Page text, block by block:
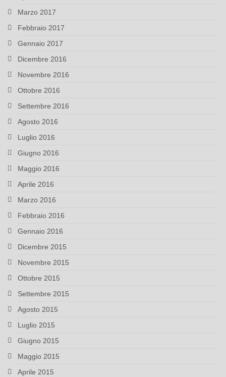
Marzo 2017
Febbraio 2017
Gennaio 2017
Dicembre 2016
Novembre 2016
Ottobre 2016
Settembre 2016
Agosto 2016
Luglio 2016
Giugno 2016
Maggio 2016
Aprile 2016
Marzo 2016
Febbraio 2016
Gennaio 2016
Dicembre 2015
Novembre 2015
Ottobre 2015
Settembre 2015
Agosto 2015
Luglio 2015
Giugno 2015
Maggio 2015
Aprile 2015